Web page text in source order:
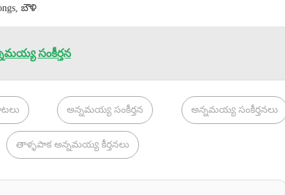
బౌళి
సంకీర్తన
అన్నమయ్య సంకీర్తన అన్నమయ్య సంకీర్తనలు
తాళ్ళపాక అన్నమయ్య కీర్తనలు